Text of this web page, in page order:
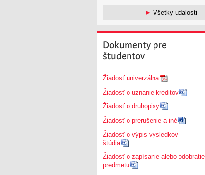
► Všetky udalosti
Dokumentypre
študentov
Žiadosť univerzálna
Žiadosť o uznanie kreditov
Žiadosť o druhopisy
Žiadosť o prerušenie a iné
Žiadosť o výpis výsledkov
štúdia
Žiadosť o zapísanie alebo odobratie
predmetu